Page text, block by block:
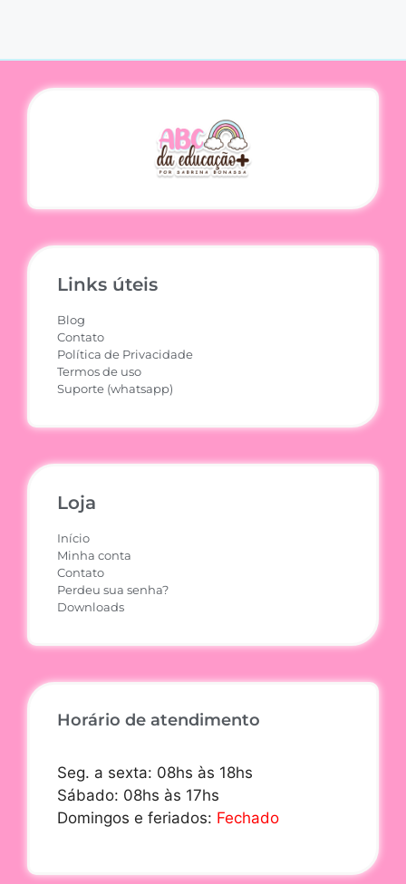
Links úteis
Blog
Contato
Política de Privacidade
Termos de uso
Suporte (whatsapp)
Loja
Início
Minha conta
Contato
Perdeu sua senha?
Downloads
Horário de atendimento
Seg. a sexta: 08hs às 18hs
Sábado: 08hs às 17hs
Domingos e feriados: Fechado